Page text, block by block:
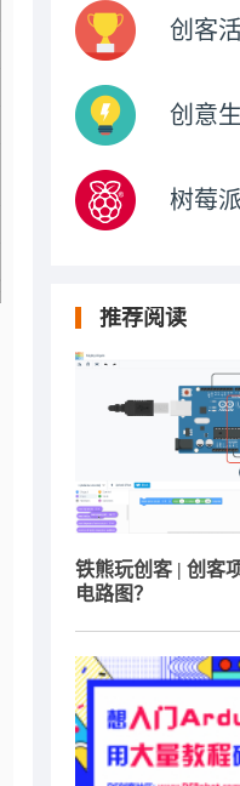
创客
创意
树莓派
推荐阅读
铁熊玩创客 | 创客
电路图？